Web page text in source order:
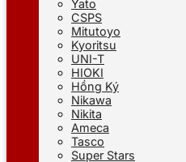
Yato
CSPS
Mitutoyo
Kyoritsu
UNI-T
HIOKI
Hồng Ký
Nikawa
Nikita
Ameca
Tasco
Super Stars